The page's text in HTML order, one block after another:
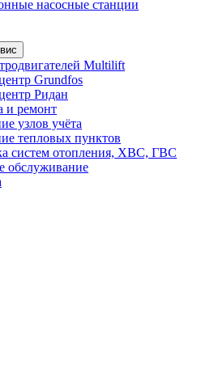
насосные станции
Multilift
Grundfos
Ридан
и ремонт
узлов учёта
тепловых пунктов
систем отопления, ХВС, ГВС
обслуживание